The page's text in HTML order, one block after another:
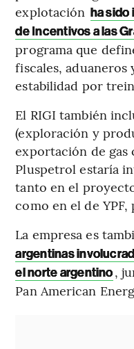
explotación ha sido
de Incentivos a las
programa que
fiscales,
estabilidad por
El RIGI también
(exploración y
exportación de gas
Pluspetrol estaría
tanto en el
como en el de
La empresa es
argentinas
el norte argentino,
Pan American